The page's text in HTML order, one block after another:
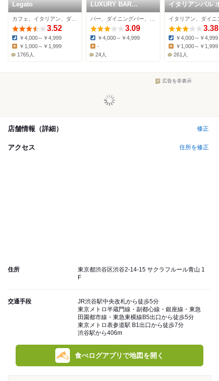
Legato
3.52
Dinner:
￥4,000～￥4,999
￥1,000～￥1,999
1765人
LUXURY BAR
PALACE 渋谷駅前店
3.09
Dinner:
￥4,000～￥4,999
Lunch:
-
24人
イタリアンバル
リ 渋谷店
3.38
Dinner:
￥4,000～￥4,999
￥1,000～￥1,999
261人
広告を非表示
店舗情報（詳細） 修正
アクセス 住所を修正
住所
東京都渋谷区渋谷2-14-15 サクラフルール青山 1
F
交通手段
JR渋谷駅中央改札から徒歩5分
東京メトロ半蔵門線・副都心線・銀座線・東急
田園都市線・東急東横線B5出口から徒歩5分
東京メトロ表参道駅 B1出口から徒歩7分
渋谷駅から406m
食べログアプリで地図を開く